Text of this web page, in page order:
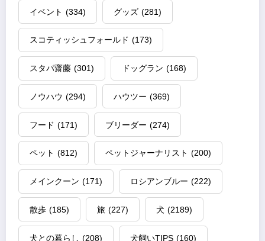
イベント (334) グッズ (281)
スコティッシュフォールド (173)
スタパ齋藤 (301) ドッグラン (168)
ノウハウ (294) ハウツー (369)
フード (171) ブリーダー (274)
ペット (812) ペットジャーナリスト (200)
メインクーン (171) ロシアンブルー (222)
散歩 (185) 旅 (227) 犬 (2189)
犬との暮らし (208) 犬飼いTIPS (160)